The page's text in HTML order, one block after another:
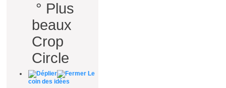
° Plus
beaux
Crop
Circle
Le
coin des idées